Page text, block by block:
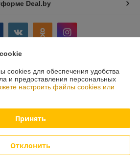
Deal.by
М, ЧПТУП
191515547
05.03.2012
cookies для обеспечения удобства
и предоставления персональных
настроить файлы cookies или
Принять
Отклонить